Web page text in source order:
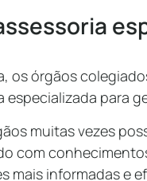
os órgãos
especializada para
muitas vezes
com
mais informadas e